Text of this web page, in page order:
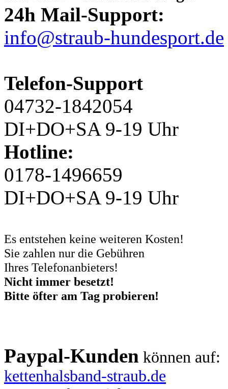
24h Mail-Support:
info@straub-hundesport.de
Telefon-Support
04732-1842054
DI+DO+SA 9-19 Uhr
Hotline:
0178-1496659
DI+DO+SA 9-19 Uhr
Es entstehen keine weiteren Kosten!
Sie zahlen nur die Gebühren
Ihres Telefonanbieters!
Nicht immer besetzt!
Bitte öfter am Tag probieren!
Paypal-Kunden können auf:
kettenhalsband-straub.de